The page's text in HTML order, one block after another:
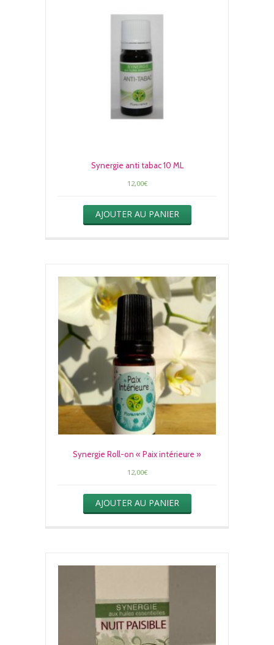
Synergie anti tabac 10 ML
12,00€
AJOUTER AU PANIER
Synergie Roll-on « Paix intérieure »
12,00€
AJOUTER AU PANIER